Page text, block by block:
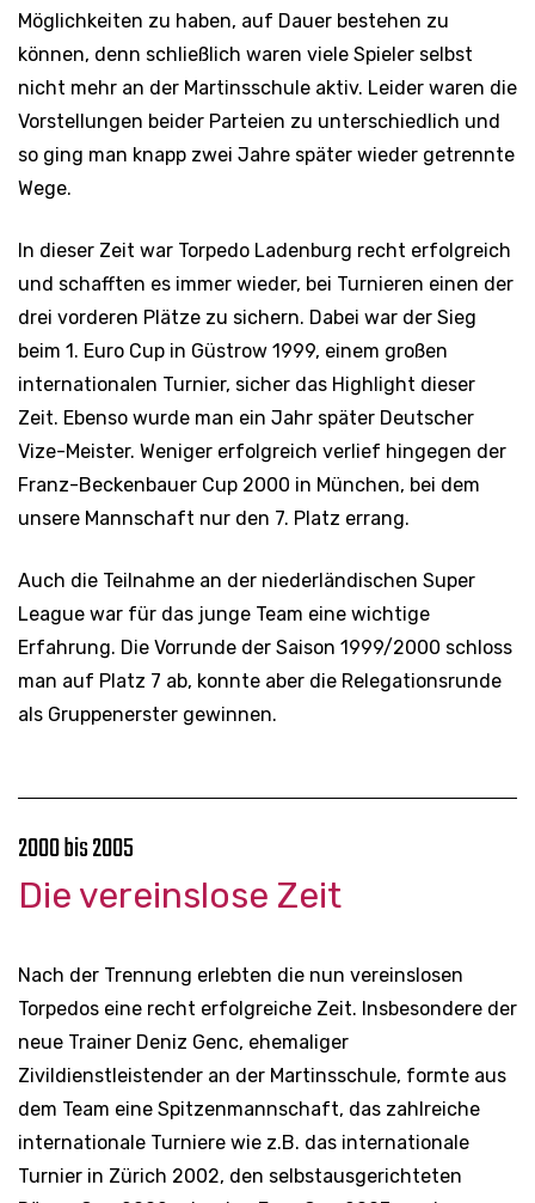
Möglichkeiten zu haben, auf Dauer bestehen zu
können, denn schließlich waren viele Spieler selbst
nicht mehr an der Martinsschule aktiv. Leider waren die
Vorstellungen beider Parteien zu unterschiedlich und
so ging man knapp zwei Jahre später wieder getrennte
Wege.
In dieser Zeit war Torpedo Ladenburg recht erfolgreich
und schafften es immer wieder, bei Turnieren einen der
drei vorderen Plätze zu sichern. Dabei war der Sieg
beim 1. Euro Cup in Güstrow 1999, einem großen
internationalen Turnier, sicher das Highlight dieser
Zeit. Ebenso wurde man ein Jahr später Deutscher
Vize-Meister. Weniger erfolgreich verlief hingegen der
Franz-Beckenbauer Cup 2000 in München, bei dem
unsere Mannschaft nur den 7. Platz errang.
Auch die Teilnahme an der niederländischen Super
League war für das junge Team eine wichtige
Erfahrung. Die Vorrunde der Saison 1999/2000 schloss
man auf Platz 7 ab, konnte aber die Relegationsrunde
als Gruppenerster gewinnen.
2000 bis 2005
Die vereinslose Zeit
Nach der Trennung erlebten die nun vereinslosen
Torpedos eine recht erfolgreiche Zeit. Insbesondere der
neue Trainer Deniz Genc, ehemaliger
Zivildienstleistender an der Martinsschule, formte aus
dem Team eine Spitzenmannschaft, das zahlreiche
internationale Turniere wie z.B. das internationale
Turnier in Zürich 2002, den selbstausgerichteten